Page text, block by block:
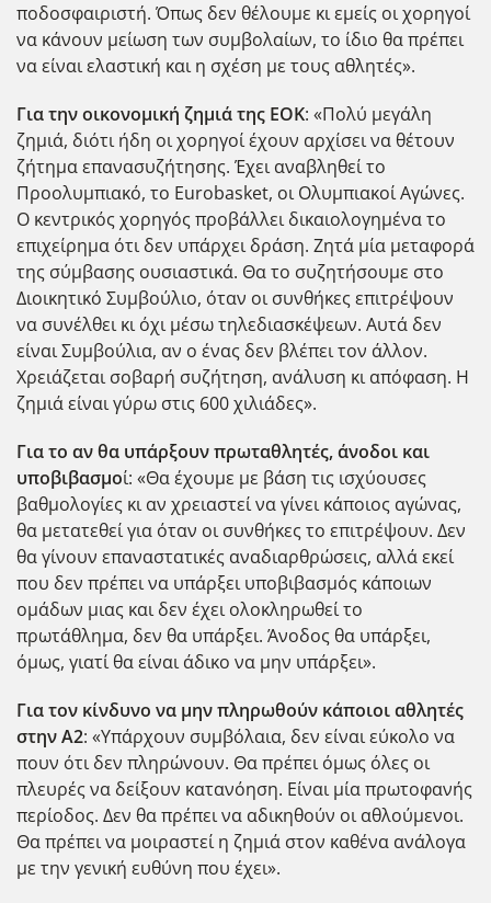
ποδοσφαιριστή. Όπως δεν θέλουμε κι εμείς οι χορηγοί
να κάνουν μείωση των συμβολαίων, το ίδιο θα πρέπει
να είναι ελαστική και η σχέση με τους αθλητές».
Για την οικονομική ζημιά της ΕΟΚ: «Πολύ μεγάλη
ζημιά, διότι ήδη οι χορηγοί έχουν αρχίσει να θέτουν
ζήτημα επανασυζήτησης. Έχει αναβληθεί το
Προολυμπιακό, το Eurobasket, οι Ολυμπιακοί Αγώνες.
Ο κεντρικός χορηγός προβάλλει δικαιολογημένα το
επιχείρημα ότι δεν υπάρχει δράση. Ζητά μία μεταφορά
της σύμβασης ουσιαστικά. Θα το συζητήσουμε στο
Διοικητικό Συμβούλιο, όταν οι συνθήκες επιτρέψουν
να συνέλθει κι όχι μέσω τηλεδιασκέψεων. Αυτά δεν
είναι Συμβούλια, αν ο ένας δεν βλέπει τον άλλον.
Χρειάζεται σοβαρή συζήτηση, ανάλυση κι απόφαση. Η
ζημιά είναι γύρω στις 600 χιλιάδες».
Για το αν θα υπάρξουν πρωταθλητές, άνοδοι και
υποβιβασμοί: «Θα έχουμε με βάση τις ισχύουσες
βαθμολογίες κι αν χρειαστεί να γίνει κάποιος αγώνας,
θα μετατεθεί για όταν οι συνθήκες το επιτρέψουν. Δεν
θα γίνουν επαναστατικές αναδιαρθρώσεις, αλλά εκεί
που δεν πρέπει να υπάρξει υποβιβασμός κάποιων
ομάδων μιας και δεν έχει ολοκληρωθεί το
πρωτάθλημα, δεν θα υπάρξει. Άνοδος θα υπάρξει,
όμως, γιατί θα είναι άδικο να μην υπάρξει».
Για τον κίνδυνο να μην πληρωθούν κάποιοι αθλητές
στην Α2: «Υπάρχουν συμβόλαια, δεν είναι εύκολο να
πουν ότι δεν πληρώνουν. Θα πρέπει όμως όλες οι
πλευρές να δείξουν κατανόηση. Είναι μία πρωτοφανής
περίοδος. Δεν θα πρέπει να αδικηθούν οι αθλούμενοι.
Θα πρέπει να μοιραστεί η ζημιά στον καθένα ανάλογα
με την γενική ευθύνη που έχει».